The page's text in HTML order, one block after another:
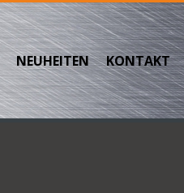
NEUHEITEN KONTAKT